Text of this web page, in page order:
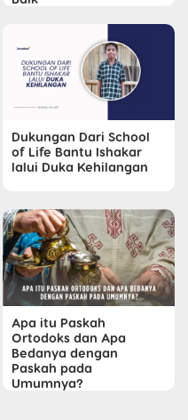
Dukungan Dari School
of Life Bantu Ishakar
lalui Duka Kehilangan
Apa itu Paskah
Ortodoks dan Apa
Bedanya dengan
Paskah pada
Umumnya?